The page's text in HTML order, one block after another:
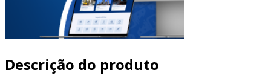
Descrição do produto